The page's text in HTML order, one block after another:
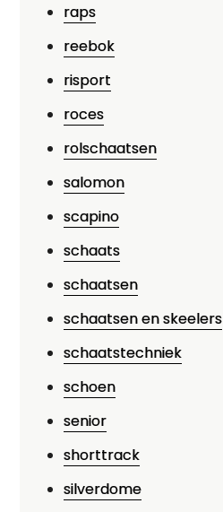
raps
reebok
risport
roces
rolschaatsen
salomon
scapino
schaats
schaatsen
schaatsen en skeelers
schaatstechniek
schoen
senior
shorttrack
silverdome